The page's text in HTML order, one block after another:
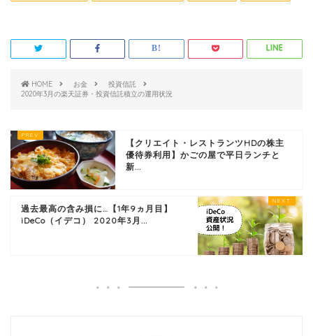
HOME お金
投資信託
2020年3月の楽天証券・投資信託積立の運用状況
【クリエイト・レストランツHDの株主
優待券利用】かごの屋で平日ランチと
新...
過去最高の含み損に…【1年9ヵ月目】
iDeCo（イデコ） 2020年3月...